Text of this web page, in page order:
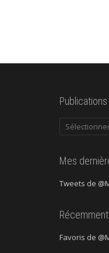
Publications
Mes
Tweets de
Favoris de